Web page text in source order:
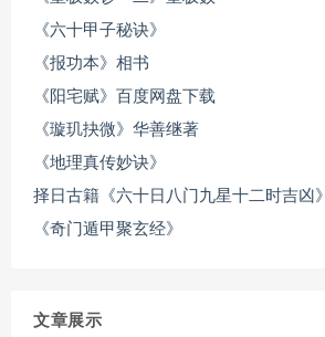
《六十甲子秘诀》
《报功本》相书
《阳宅赋》百度网盘下载
《璇玑抉微》华善继著
《地理真传妙诀》
择日古籍《六十日八门九星十二时吉凶》
《奇门遁甲聚玄经》
文章展示